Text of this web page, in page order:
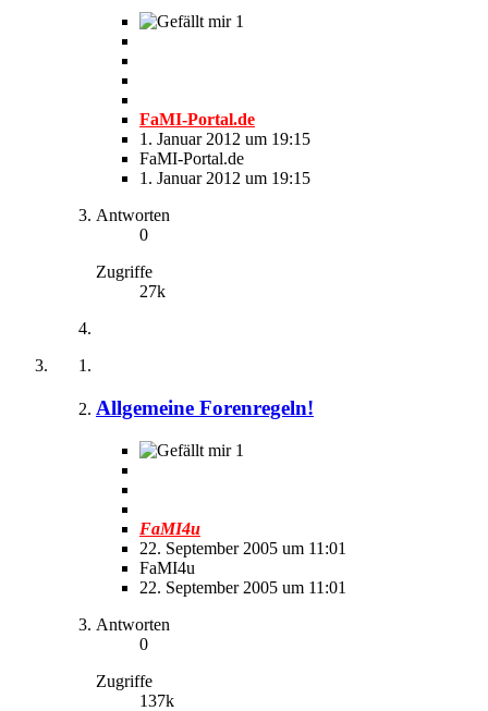
1
FaMI-Portal.de
1. Januar 2012 um 19:15
FaMI-Portal.de
1. Januar 2012 um 19:15
Antworten
0
Zugriffe
27k
Allgemeine Forenregeln!
1
FaMI4u
22. September 2005 um 11:01
FaMI4u
22. September 2005 um 11:01
Antworten
0
Zugriffe
137k